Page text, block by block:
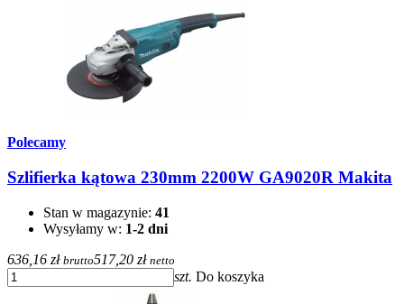
Polecamy
Szlifierka kątowa 230mm 2200W GA9020R Makita
Stan w magazynie: 41
Wysyłamy w: 1-2 dni
636,16 zł brutto517,20 zł netto
szt. Do koszyka